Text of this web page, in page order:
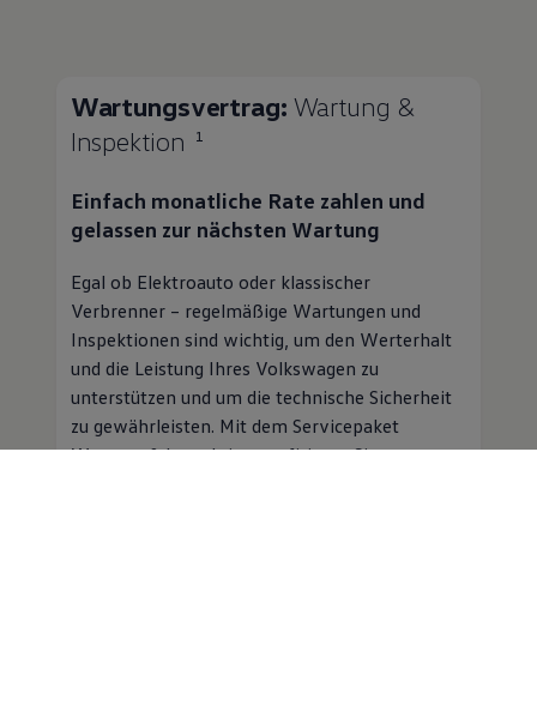
Wartungsvertrag: Wartung &
Inspektion
1
Einfach monatliche Rate zahlen und
gelassen zur nächsten Wartung
Egal ob Elektroauto oder klassischer
Verbrenner – regelmäßige Wartungen und
Inspektionen sind wichtig, um den Werterhalt
und die Leistung Ihres Volkswagen zu
unterstützen und um die technische Sicherheit
zu gewährleisten. Mit dem Servicepaket
Wartung & Inspektion profitieren Sie von